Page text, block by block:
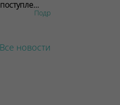
поступле...
Подробнее
Все новости